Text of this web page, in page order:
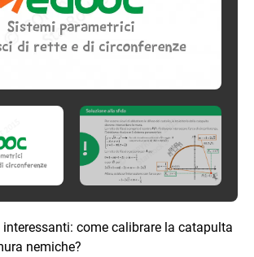
come calibrare la catapulta
nemiche?